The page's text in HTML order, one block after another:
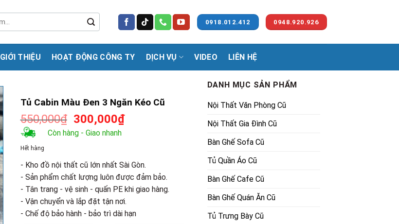
0918.012.412 0948.920.926
GIỚI THIỆU HOẠT ĐỘNG CÔNG TY DỊCH VỤ VIDEO LIÊN HỆ
Tủ Cabin Màu Đen 3 Ngăn Kéo Cũ
550,000₫ Giá
gốc
là:
300,000₫Giá
300,000₫.
Còn hàng - Giao nhanh
Hết hàng
- Kho đồ nội thất cũ lớn nhất Sài Gòn.
- Sản phẩm chất lượng luôn được đảm bảo.
- Tân trang - vệ sinh - quấn PE khi giao hàng.
- Vận chuyển và lắp đặt tận nơi.
- Chế độ bảo hành - bảo trì dài hạn
DANH MỤC SẢN PHẨM
Nội Thất Văn Phòng Cũ
Nội Thất Gia Đình Cũ
Bàn Ghế Sofa Cũ
Tủ Quần Áo Cũ
Bàn Ghế Cafe Cũ
Bàn Ghế Quán Ăn Cũ
Tủ Trưng Bày Cũ